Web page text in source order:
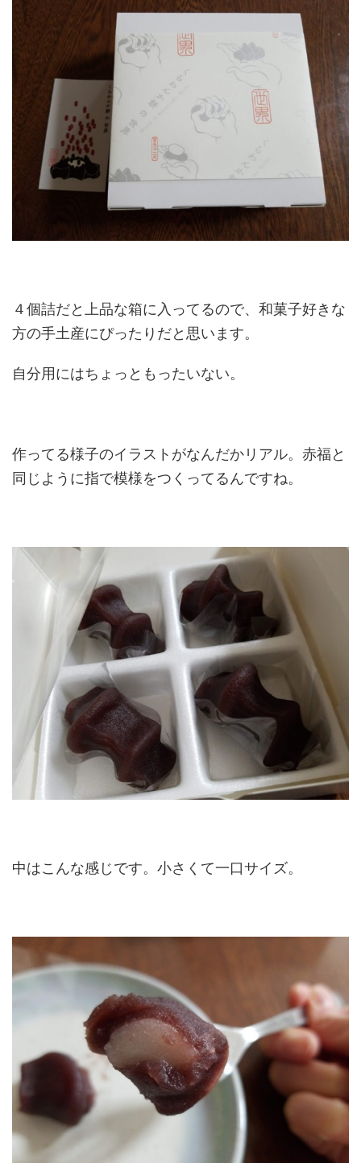
４個詰だと上品な箱に入ってるので、和菓子好きな
方の手土産にぴったりだと思います。
自分用にはちょっともったいない。
作ってる様子のイラストがなんだかリアル。赤福と
同じように指で模様をつくってるんですね。
中はこんな感じです。小さくて一口サイズ。